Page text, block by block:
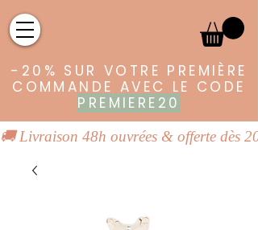
-20% SUR VOTRE PREMIÈRE
COMMANDE AVEC LE CODE
PREMIERE20
🚚 Livraison 48h ouvrées & offerte dès